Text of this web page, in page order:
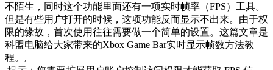
不陌生，同时这个功能里面还有一项实时帧率（FPS）工具。
但是有些用户打开的时候，这项功能反而显示不出来。由于权
限的缘故，首次使用往往需要做一个简单的设置。这篇文章是
科盟电脑给大家带来的Xbox Game Bar实时显示帧数方法教
程。,